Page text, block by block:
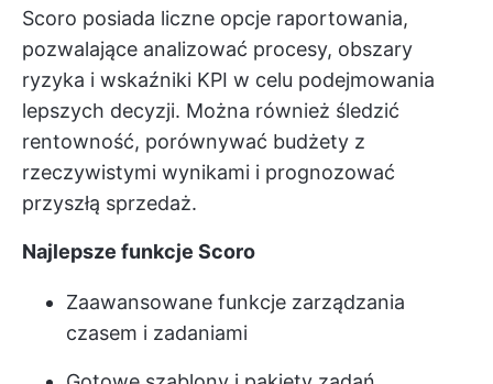
Scoro posiada liczne opcje raportowania,
pozwalające analizować procesy, obszary
ryzyka i wskaźniki KPI w celu podejmowania
lepszych decyzji. Można również śledzić
rentowność, porównywać budżety z
rzeczywistymi wynikami i prognozować
przyszłą sprzedaż.
Najlepsze funkcje Scoro
Zaawansowane funkcje zarządzania
czasem i zadaniami